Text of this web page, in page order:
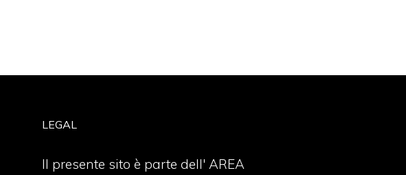
LEGAL
Il presente sito è parte dell' AREA